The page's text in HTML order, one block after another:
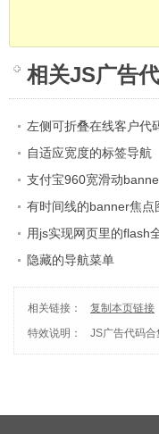
相关JS广告
左侧可折叠在线客户代
自适应宽度的标签导航
支付宝960宽滑动
有时间线的banner焦点
用js实现网页里的flash
隐藏的导航菜单
相关链接： 复制本页链接
特效说明：
JS广告代码合